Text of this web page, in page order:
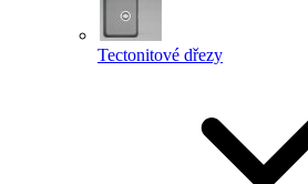
Tectonitové dřezy